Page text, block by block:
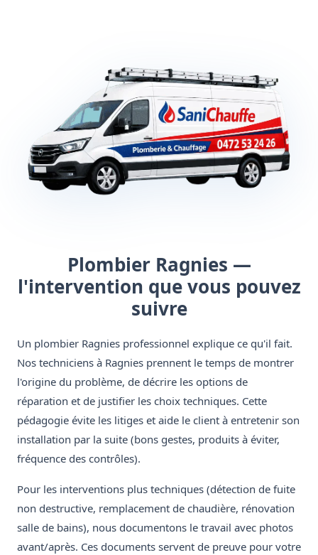
Plombier Ragnies —
l'intervention que vous pouvez
suivre
Un plombier Ragnies professionnel explique ce qu'il fait.
Nos techniciens à Ragnies prennent le temps de montrer
l'origine du problème, de décrire les options de
réparation et de justifier les choix techniques. Cette
pédagogie évite les litiges et aide le client à entretenir son
installation par la suite (bons gestes, produits à éviter,
fréquence des contrôles).
Pour les interventions plus techniques (détection de fuite
non destructive, remplacement de chaudière, rénovation
salle de bains), nous documentons le travail avec photos
avant/après. Ces documents servent de preuve pour votre